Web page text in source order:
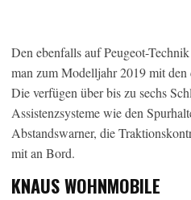
Den ebenfalls auf Peugeot-
man zum Modelljahr 2019 mit
Die verfügen über bis zu sechs
Assistenzsysteme wie den
Abstandswarner, die
mit an Bord.
KNAUS WOHNMOBILE